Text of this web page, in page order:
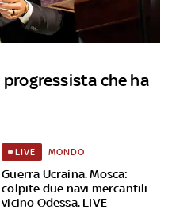
progressista che ha
Guerra Ucraina. Mosca:
colpite due navi mercantili
vicino Odessa. LIVE
LIVE MONDO